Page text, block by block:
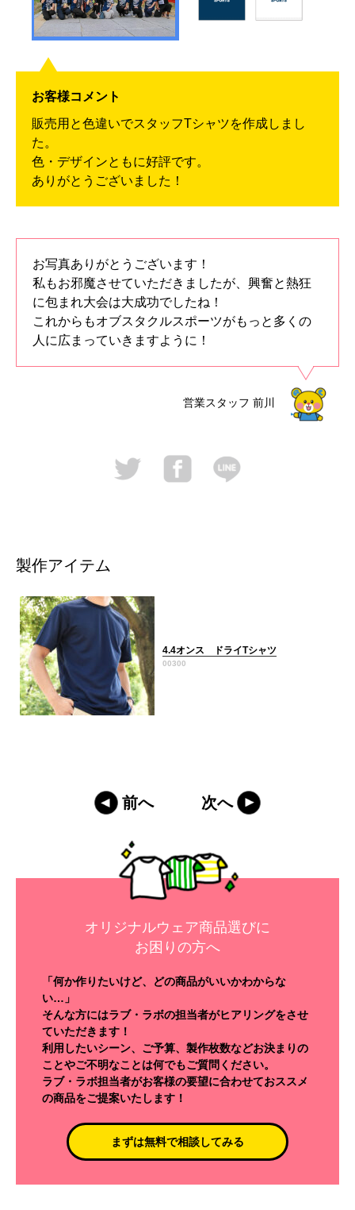
お客様コメント
販売用と色違いでスタッフTシャツを作成しまし
た。
色・デザインともに好評です。
ありがとうございました！
お写真ありがとうございます！
私もお邪魔させていただきましたが、興奮と熱狂
に包まれ大会は大成功でしたね！
これからもオブスタクルスポーツがもっと多くの
人に広まっていきますように！
営業スタッフ 前川
製作アイテム
4.4オンス ドライTシャツ
00300
前へ 次へ
オリジナルウェア商品選びに
お困りの方へ
「何か作りたいけど、どの商品がいいかわからな
い…」
そんな方にはラブ・ラボの担当者がヒアリングをさせ
ていただきます！
利用したいシーン、ご予算、製作枚数などお決まりの
ことやご不明なことは何でもご質問ください。
ラブ・ラボ担当者がお客様の要望に合わせておススメ
の商品をご提案いたします！
まずは無料で相談してみる